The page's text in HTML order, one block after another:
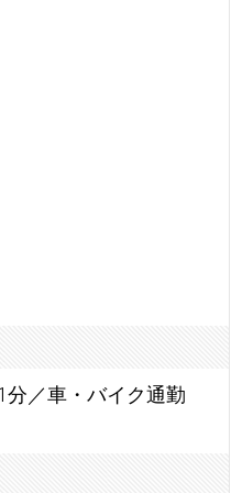
分／車・バイク通勤